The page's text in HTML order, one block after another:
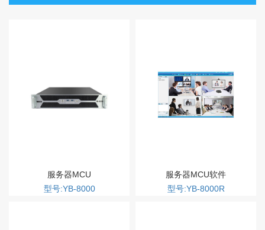
服务器MCU
型号:YB-8000
服务器MCU软件
型号:YB-8000R